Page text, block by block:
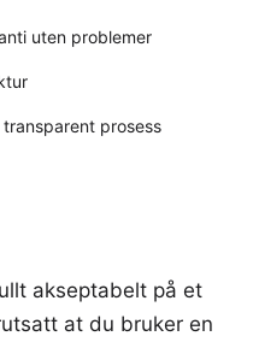
uten problemer
prosess
akseptabelt på et
at du bruker en